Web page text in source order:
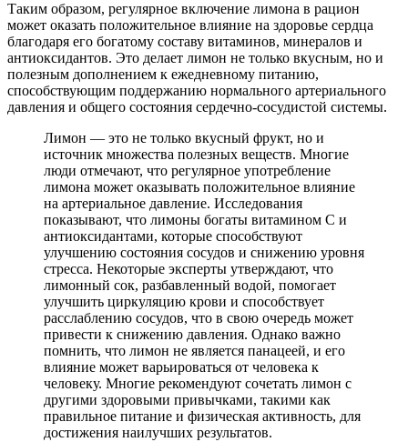
Таким образом, регулярное включение лимона в рацион
может оказать положительное влияние на здоровье сердца
благодаря его богатому составу витаминов, минералов и
антиоксидантов. Это делает лимон не только вкусным, но и
полезным дополнением к ежедневному питанию,
способствующим поддержанию нормального артериального
давления и общего состояния сердечно-сосудистой системы.
Лимон — это не только вкусный фрукт, но и
источник множества полезных веществ. Многие
люди отмечают, что регулярное употребление
лимона может оказывать положительное влияние
на артериальное давление. Исследования
показывают, что лимоны богаты витамином C и
антиоксидантами, которые способствуют
улучшению состояния сосудов и снижению уровня
стресса. Некоторые эксперты утверждают, что
лимонный сок, разбавленный водой, помогает
улучшить циркуляцию крови и способствует
расслаблению сосудов, что в свою очередь может
привести к снижению давления. Однако важно
помнить, что лимон не является панацеей, и его
влияние может варьироваться от человека к
человеку. Многие рекомендуют сочетать лимон с
другими здоровыми привычками, такими как
правильное питание и физическая активность, для
достижения наилучших результатов.